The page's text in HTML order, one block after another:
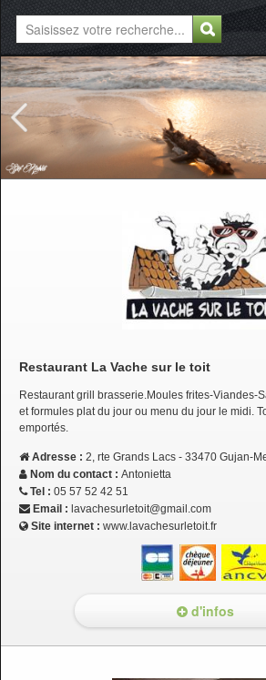
Restaurant La Vache sur le toit
Restaurant grill brasserie.Moules frites-Viandes-
et formules plat du jour ou menu du jour le midi.
emportés.
Adresse : 2, rte Grands Lacs - 33470 Gujan-
Nom du contact : Antonietta
Tel : 05 57 52 42 51
Email : lavachesurletoit@gmail.com
Site internet : www.lavachesurletoit.fr
d'infos